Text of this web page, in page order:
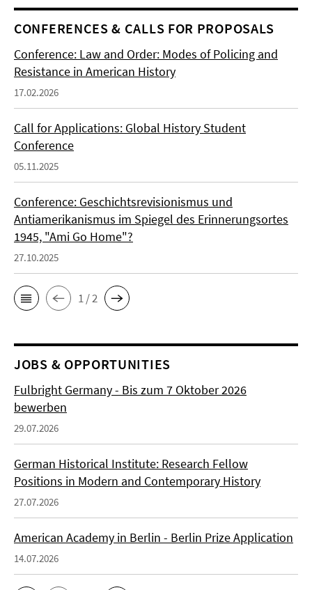
CONFERENCES & CALLS FOR PROPOSALS
Conference: Law and Order: Modes of Policing and
Resistance in American History
17.02.2026
Call for Applications: Global History Student
Conference
05.11.2025
Conference: Geschichtsrevisionismus und
Antiamerikanismus im Spiegel des Erinnerungsortes
1945, "Ami Go Home"?
27.10.2025
1 / 2
JOBS & OPPORTUNITIES
Fulbright Germany - Bis zum 7 Oktober 2026
bewerben
29.07.2026
German Historical Institute: Research Fellow
Positions in Modern and Contemporary History
27.07.2026
American Academy in Berlin - Berlin Prize Application
14.07.2026